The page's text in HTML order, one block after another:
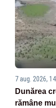
7 aug. 2026,
Dunărea
rămâne